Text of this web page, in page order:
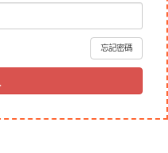
忘記密碼